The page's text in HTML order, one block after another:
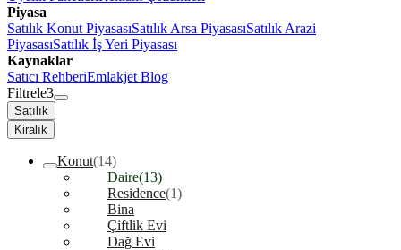
Piyasa
Satılık Konut PiyasasıSatılık Arsa PiyasasıSatılık Arazi
PiyasasıSatılık İş Yeri Piyasası
Kaynaklar
Satıcı RehberiEmlakjet Blog
Filtrele3
Satılık
Kiralık
Konut(14)
Daire(13)
Residence(1)
Bina
Çiftlik Evi
Dağ Evi